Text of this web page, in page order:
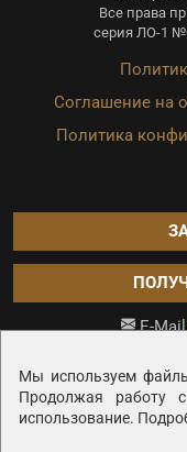
Мы используем
Продолжая работу
использование.
Все права
серия ЛО-1
Соглашение на
Политика
E-